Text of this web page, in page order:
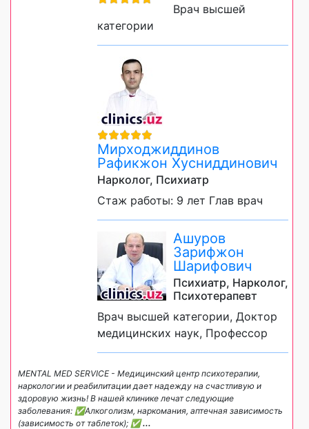
Врач высшей
категории
Мирходжиддинов
Рафикжон Хусниддинович
Нарколог, Психиатр
Стаж работы: 9 лет Глав врач
Ашуров
Зарифжон
Шарифович
Психиатр, Нарколог,
Психотерапевт
Врач высшей категории, Доктор
медицинских наук, Профессор
MENTAL MED SERVICE - Медицинский центр психотерапии,
наркологии и реабилитации дает надежду на счастливую и
здоровую жизнь! В нашей клинике лечат следующие
заболевания: ✅Алкоголизм, наркомания, аптечная зависимость
(зависимость от таблеток); ✅...